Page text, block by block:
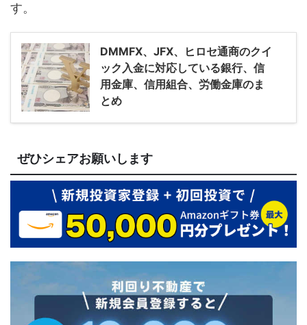
す。
DMMFX、JFX、ヒロセ通商のクイ
ック入金に対応している銀行、信
用金庫、信用組合、労働金庫のま
とめ
ぜひシェアお願いします